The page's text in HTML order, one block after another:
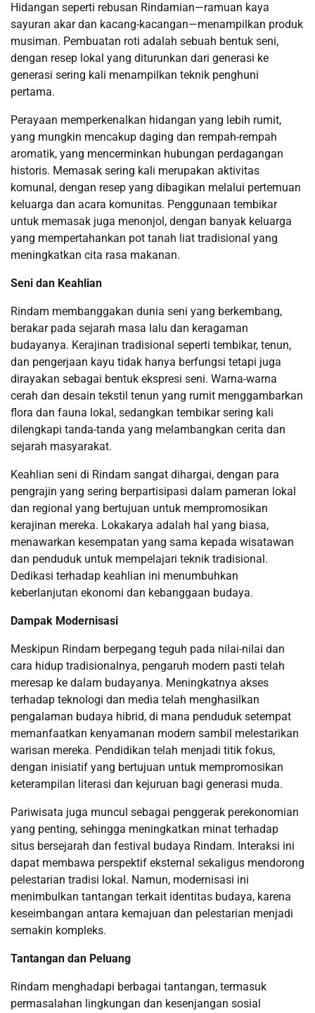
Hidangan seperti rebusan Rindamian—ramuan kaya
sayuran akar dan kacang-kacangan—menampilkan produk
musiman. Pembuatan roti adalah sebuah bentuk seni,
dengan resep lokal yang diturunkan dari generasi ke
generasi sering kali menampilkan teknik penghuni
pertama.
Perayaan memperkenalkan hidangan yang lebih rumit,
yang mungkin mencakup daging dan rempah-rempah
aromatik, yang mencerminkan hubungan perdagangan
historis. Memasak sering kali merupakan aktivitas
komunal, dengan resep yang dibagikan melalui pertemuan
keluarga dan acara komunitas. Penggunaan tembikar
untuk memasak juga menonjol, dengan banyak keluarga
yang mempertahankan pot tanah liat tradisional yang
meningkatkan cita rasa makanan.
Seni dan Keahlian
Rindam membanggakan dunia seni yang berkembang,
berakar pada sejarah masa lalu dan keragaman
budayanya. Kerajinan tradisional seperti tembikar, tenun,
dan pengerjaan kayu tidak hanya berfungsi tetapi juga
dirayakan sebagai bentuk ekspresi seni. Warna-warna
cerah dan desain tekstil tenun yang rumit menggambarkan
flora dan fauna lokal, sedangkan tembikar sering kali
dilengkapi tanda-tanda yang melambangkan cerita dan
sejarah masyarakat.
Keahlian seni di Rindam sangat dihargai, dengan para
pengrajin yang sering berpartisipasi dalam pameran lokal
dan regional yang bertujuan untuk mempromosikan
kerajinan mereka. Lokakarya adalah hal yang biasa,
menawarkan kesempatan yang sama kepada wisatawan
dan penduduk untuk mempelajari teknik tradisional.
Dedikasi terhadap keahlian ini menumbuhkan
keberlanjutan ekonomi dan kebanggaan budaya.
Dampak Modernisasi
Meskipun Rindam berpegang teguh pada nilai-nilai dan
cara hidup tradisionalnya, pengaruh modern pasti telah
meresap ke dalam budayanya. Meningkatnya akses
terhadap teknologi dan media telah menghasilkan
pengalaman budaya hibrid, di mana penduduk setempat
memanfaatkan kenyamanan modern sambil melestarikan
warisan mereka. Pendidikan telah menjadi titik fokus,
dengan inisiatif yang bertujuan untuk mempromosikan
keterampilan literasi dan kejuruan bagi generasi muda.
Pariwisata juga muncul sebagai penggerak perekonomian
yang penting, sehingga meningkatkan minat terhadap
situs bersejarah dan festival budaya Rindam. Interaksi ini
dapat membawa perspektif eksternal sekaligus mendorong
pelestarian tradisi lokal. Namun, modernisasi ini
menimbulkan tantangan terkait identitas budaya, karena
keseimbangan antara kemajuan dan pelestarian menjadi
semakin kompleks.
Tantangan dan Peluang
Rindam menghadapi berbagai tantangan, termasuk
permasalahan lingkungan dan kesenjangan sosial